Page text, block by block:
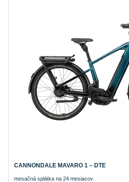
CANNONDALE MAVARO 1 – DTE
mesačná splátka na 24 mesiacov